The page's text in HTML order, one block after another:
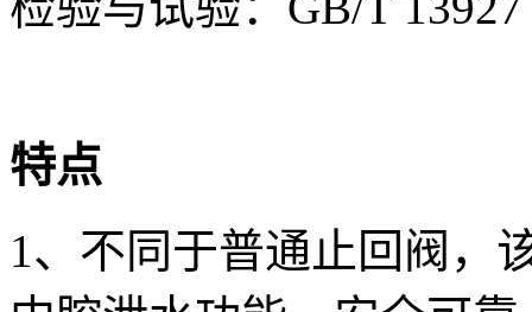
特点
1、不同于普通止回阀，